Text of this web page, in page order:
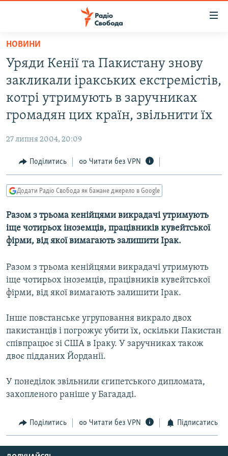
Перейти
основного
матеріалу
до
основної
Перейти
пошуку
ВСЕ ЗА ДОБУ
КУЛЬТУРА
СПОРТ
СВІТ
ДОНБАС.РЕАЛІЇ
КРИМ.РЕАЛІЇ
ТИ ЯК?
КИТАЙ.ВИКЛИКИ
МУЛЬТИМЕДІА
СПЕЦПРОЄКТИ
ПОДКАСТИ
КРИМ РЕАЛІЇ
РУС
ДОЛУЧАЙСЯ!
НОВИНИ
Уряди Кенії та Пакистану знову
закликали іракських екстремістів,
котрі утримують в заручниках
громадян цих країн, звільнити їх
27 липня 2004, 20:09
Поділитись Читати без VPN
Додати Радіо Свобода як бажане джерело в Google
Разом з трьома кенійцями викрадачі утримують
іще чотирьох іноземців, працівників кувейтської
фірми, від якої вимагають залишити Ірак.
Разом з трьома кенійцями викрадачі утримують
іще чотирьох іноземців, працівників кувейтської
фірми, від якої вимагають залишити Ірак.
Інше повстанське угруповання викрало двох
пакистанців і погрожує убити їх, оскільки Пакистан
співпрацює зі США в Іраку. У заручниках також
двоє підданих Йорданії.
У понеділок звільнили єгипетського дипломата,
захопленого раніше у Багададі.
Поділитись Читати без VPN Підписатись